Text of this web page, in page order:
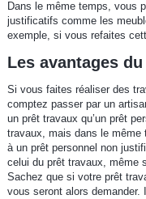
Dans le même temps, vous
justificatifs comme les
exemple, si vous refaites
Les avantages
Si vous faites réaliser des
comptez passer par un
un prêt travaux qu’un prêt
travaux, mais dans le même
à un prêt personnel non
celui du prêt travaux, même
Sachez que si votre prêt
vous seront alors demander.